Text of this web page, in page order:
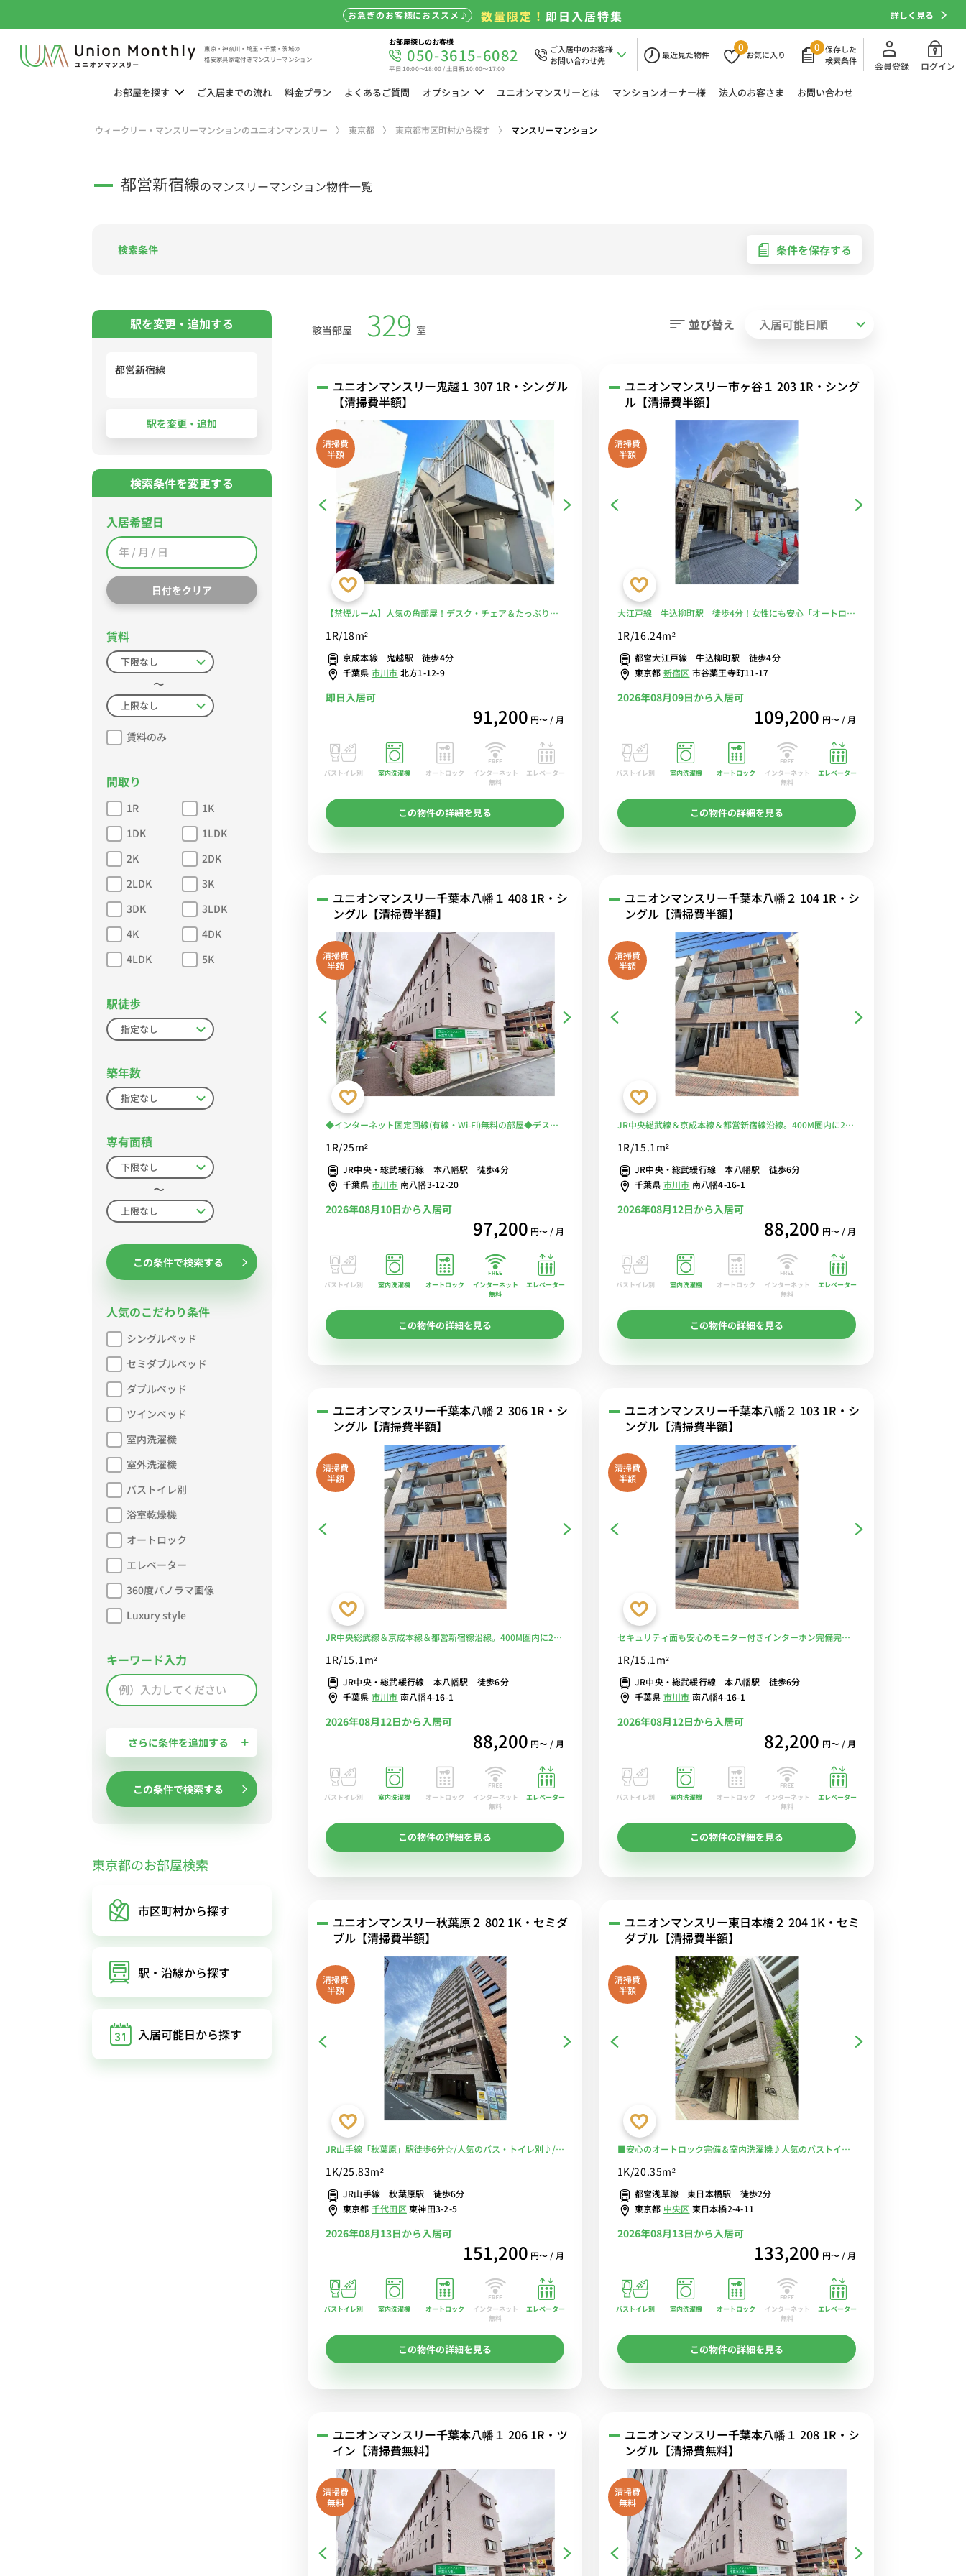
お急ぎのお客様におススメ♪ 数量限定！即日入居特集 詳しく見る
東京・神奈川・埼玉・千葉・茨城の
格安家具家電付きマンスリーマンション
お部屋探しのお客様
050-3615-6082
平日 10:00～18:00 / 土日祝 10:00～17:00
ご入居中のお客様
お問い合わせ先
最近見た物件
0
お気に入り
0 保存した
検索条件
会員登録 ログイン
お部屋を探す ご入居までの流れ 料金プラン よくあるご質問 オプション ユニオンマンスリーとは マンションオーナー様 法人のお客さま お問い合わせ
ウィークリー・マンスリーマンションのユニオンマンスリー 東京都 東京都市区町村から探す マンスリーマンション
都営新宿線のマンスリーマンション物件一覧
検索条件 条件を保存する
該当部屋 329 室 並び替え
ユニオンマンスリー鬼越１ 307 1R・シングル
【清掃費半額】
清掃費
半額
【禁煙ルーム】人気の角部屋！デスク・チェア＆たっぷり収
べるWi-Fi格安レンタル中！
1R/18m²
京成本線 鬼越駅 徒歩4分
千葉県 市川市 北方1-12-9
即日入居可
91,200 円〜 / 月
バストイレ別 室内洗濯機 オートロック
インターネット
無料
エレベーター
この物件の詳細を見る
ユニオンマンスリー市ヶ谷１ 203 1R・シング
ル【清掃費半額】
清掃費
半額
大江戸線 牛込柳町駅 徒歩4分！女性にも安心「オートロッ
1R/16.24m²
都営大江戸線 牛込柳町駅 徒歩4分
東京都 新宿区 市谷薬王寺町11-17
2026年08月09日から入居可
109,200 円〜 / 月
バストイレ別 室内洗濯機 オートロック
インターネット
無料
エレベーター
この物件の詳細を見る
ユニオンマンスリー千葉本八幡１ 408 1R・シ
ングル【清掃費半額】
清掃費
半額
◆インターネット固定回線(有線・Wi-Fi)無料の部屋◆デスク
で長期利用、法人複数室利用におススメ！本八幡駅 徒歩4
分！女性にも安心「オートロック」「室内洗濯機」
1R/25m²
JR中央・総武緩行線 本八幡駅 徒歩4分
千葉県 市川市 南八幡3-12-20
2026年08月10日から入居可
97,200 円〜 / 月
バストイレ別 室内洗濯機 オートロック
インターネット
無料
エレベーター
この物件の詳細を見る
ユニオンマンスリー千葉本八幡２ 104 1R・シ
ングル【清掃費半額】
清掃費
半額
JR中央総武線＆京成本線＆都営新宿線沿線。400M圏内に24
■選べるWi-Fi格安レンタル中！
1R/15.1m²
JR中央・総武緩行線 本八幡駅 徒歩6分
千葉県 市川市 南八幡4-16-1
2026年08月12日から入居可
88,200 円〜 / 月
バストイレ別 室内洗濯機 オートロック
インターネット
無料
エレベーター
この物件の詳細を見る
ユニオンマンスリー千葉本八幡２ 306 1R・シ
ングル【清掃費半額】
清掃費
半額
JR中央総武線＆京成本線＆都営新宿線沿線。400M圏内に24
り。デスク＆チェアがあるお部屋で在宅勤務にオススメ。■
選べるWi-Fi格安レンタル中！
1R/15.1m²
JR中央・総武緩行線 本八幡駅 徒歩6分
千葉県 市川市 南八幡4-16-1
2026年08月12日から入居可
88,200 円〜 / 月
バストイレ別 室内洗濯機 オートロック
インターネット
無料
エレベーター
この物件の詳細を見る
ユニオンマンスリー千葉本八幡２ 103 1R・シ
ングル【清掃費半額】
清掃費
半額
セキュリティ面も安心のモニター付きインターホン完備完
時間営業スーパー「西友」「ドン・キホーテ」コンビニあり
■選べるWi-Fi格安レンタル中！
1R/15.1m²
JR中央・総武緩行線 本八幡駅 徒歩6分
千葉県 市川市 南八幡4-16-1
2026年08月12日から入居可
82,200 円〜 / 月
バストイレ別 室内洗濯機 オートロック
インターネット
無料
エレベーター
この物件の詳細を見る
ユニオンマンスリー秋葉原２ 802 1K・セミダ
ブル【清掃費半額】
清掃費
半額
JR山手線「秋葉原」駅徒歩6分☆/人気のバス・トイレ別♪/秋
徒歩通勤で電車を回避♪■選べるWi-Fi格安レンタル中！
1K/25.83m²
JR山手線 秋葉原駅 徒歩6分
東京都 千代田区 東神田3-2-5
2026年08月13日から入居可
151,200 円〜 / 月
バストイレ別 室内洗濯機 オートロック
インターネット
無料
エレベーター
この物件の詳細を見る
ユニオンマンスリー東日本橋２ 204 1K・セミ
ダブル【清掃費半額】
清掃費
半額
■安心のオートロック完備＆室内洗濯機♪人気のバストイレ
スク＆チェア付き♪■都営浅草線「東日本橋駅」徒歩2分/日
本橋・新橋・押上まで乗換なしでアクセス/コンビニ至近■選
べるWi-Fi格安レンタル中！
1K/20.35m²
都営浅草線 東日本橋駅 徒歩2分
東京都 中央区 東日本橋2-4-11
2026年08月13日から入居可
133,200 円〜 / 月
バストイレ別 室内洗濯機 オートロック
インターネット
無料
エレベーター
この物件の詳細を見る
ユニオンマンスリー千葉本八幡１ 206 1R・ツ
イン【清掃費無料】
清掃費
無料
ユニオンマンスリー千葉本八幡１ 208 1R・シ
ングル【清掃費無料】
清掃費
無料
駅を変更・追加する
都営新宿線
検索条件を変更する
入居希望日
日付をクリア
賃料
〜
賃料のみ
間取り
1R
1K
1DK
1LDK
2K
2DK
2LDK
3K
3DK
3LDK
4K
4DK
4LDK
5K
駅徒歩
築年数
専有面積
〜
この条件で検索する
人気のこだわり条件
シングルベッド
セミダブルベッド
ダブルベッド
ツインベッド
室内洗濯機
室外洗濯機
バストイレ別
浴室乾燥機
オートロック
エレベーター
360度パノラマ画像
Luxury style
キーワード入力
さらに条件を追加する
この条件で検索する
東京都のお部屋検索
市区町村から探す
駅・沿線から探す
入居可能日から探す